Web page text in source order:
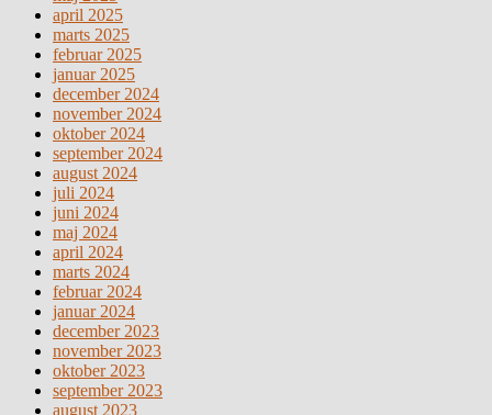
april 2025
marts 2025
februar 2025
januar 2025
december 2024
november 2024
oktober 2024
september 2024
august 2024
juli 2024
juni 2024
maj 2024
april 2024
marts 2024
februar 2024
januar 2024
december 2023
november 2023
oktober 2023
september 2023
august 2023